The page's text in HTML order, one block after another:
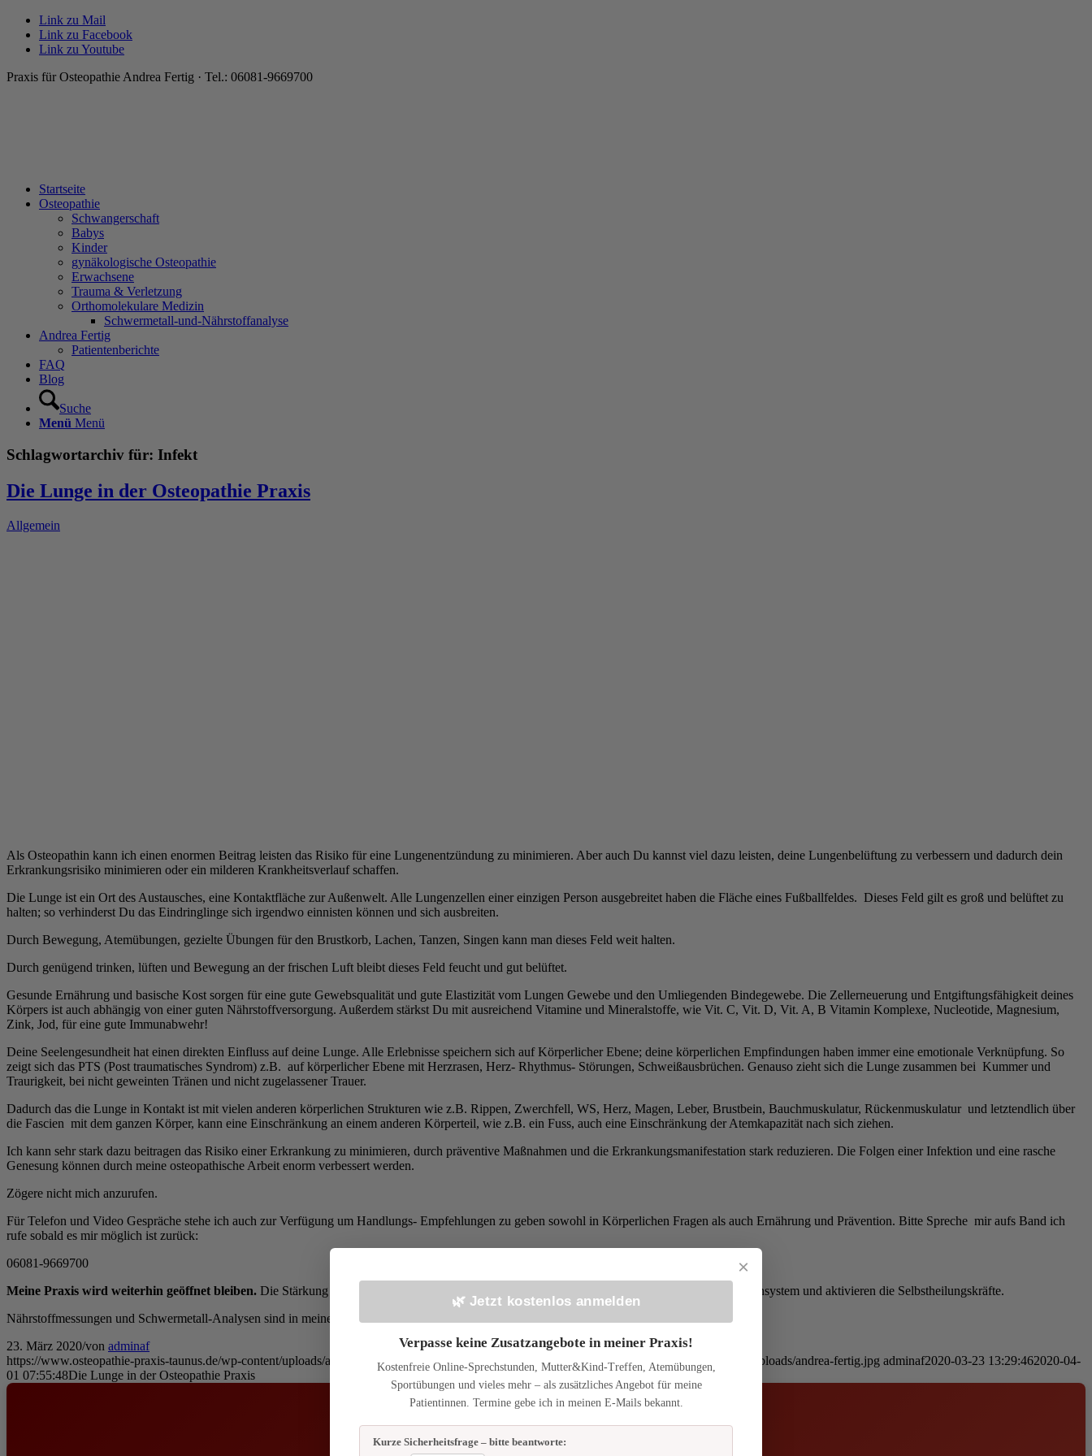
Link zu Mail
Link zu Facebook
Link zu Youtube
Praxis für Osteopathie Andrea Fertig · Tel.: 06081-9669700
Startseite
Osteopathie
Schwangerschaft
Babys
Kinder
gynäkologische Osteopathie
Erwachsene
Trauma & Verletzung
Orthomolekulare Medizin
Schwermetall-und-Nährstoffanalyse
Andrea Fertig
Patientenberichte
FAQ
Blog
Suche
Menü Menü
Schlagwortarchiv für: Infekt
Die Lunge in der Osteopathie Praxis
Allgemein
Als Osteopathin kann ich einen enormen Beitrag leisten das Risiko für eine Lungenentzündung zu minimieren. Aber auch Du kannst viel dazu leisten, deine Lungenbelüftung zu verbessern und dadurch dein
Erkrankungsrisiko minimieren oder ein milderen Krankheitsverlauf schaffen.
Die Lunge ist ein Ort des Austausches, eine Kontaktfläche zur Außenwelt. Alle Lungenzellen einer einzigen Person ausgebreitet haben die Fläche eines Fußballfeldes. Dieses Feld gilt es groß und belüftet zu
halten; so verhinderst Du das Eindringlinge sich irgendwo einnisten können und sich ausbreiten.
Durch Bewegung, Atemübungen, gezielte Übungen für den Brustkorb, Lachen, Tanzen, Singen kann man dieses Feld weit halten.
Durch genügend trinken, lüften und Bewegung an der frischen Luft bleibt dieses Feld feucht und gut belüftet.
Gesunde Ernährung und basische Kost sorgen für eine gute Gewebsqualität und gute Elastizität vom Lungen Gewebe und den Umliegenden Bindegewebe. Die Zellerneuerung und Entgiftungsfähigkeit deines
Körpers ist auch abhängig von einer guten Nährstoffversorgung. Außerdem stärkst Du mit ausreichend Vitamine und Mineralstoffe, wie Vit. C, Vit. D, Vit. A, B Vitamin Komplexe, Nucleotide, Magnesium,
Zink, Jod, für eine gute Immunabwehr!
Deine Seelengesundheit hat einen direkten Einfluss auf deine Lunge. Alle Erlebnisse speichern sich auf Körperlicher Ebene; deine körperlichen Empfindungen haben immer eine emotionale Verknüpfung. So
zeigt sich das PTS (Post traumatisches Syndrom) z.B. auf körperlicher Ebene mit Herzrasen, Herz- Rhythmus- Störungen, Schweißausbrüchen. Genauso zieht sich die Lunge zusammen bei Kummer und
Traurigkeit, bei nicht geweinten Tränen und nicht zugelassener Trauer.
Dadurch das die Lunge in Kontakt ist mit vielen anderen körperlichen Strukturen wie z.B. Rippen, Zwerchfell, WS, Herz, Magen, Leber, Brustbein, Bauchmuskulatur, Rückenmuskulatur und letztendlich über
die Fascien mit dem ganzen Körper, kann eine Einschränkung an einem anderen Körperteil, wie z.B. ein Fuss, auch eine Einschränkung der Atemkapazität nach sich ziehen.
Ich kann sehr stark dazu beitragen das Risiko einer Erkrankung zu minimieren, durch präventive Maßnahmen und die Erkrankungsmanifestation stark reduzieren. Die Folgen einer Infektion und eine rasche
Genesung können durch meine osteopathische Arbeit enorm verbessert werden.
Zögere nicht mich anzurufen.
Für Telefon und Video Gespräche stehe ich auch zur Verfügung um Handlungs- Empfehlungen zu geben sowohl in Körperlichen Fragen als auch Ernährung und Prävention. Bitte Spreche mir aufs Band ich
rufe sobald es mir möglich ist zurück:
06081-9669700
Meine Praxis wird weiterhin geöffnet bleiben. Die Stärkung und Regulierung des Körpers durch osteopatische Behandlungen stärken das Immunsystem und aktivieren die Selbstheilungskräfte.
Nährstoffmessungen und Schwermetall-Analysen sind in meiner Praxis möglich inklusive Orthomolekularer Beratung.
23. März 2020/von adminaf
https://www.osteopathie-praxis-taunus.de/wp-content/uploads/andrea-fertig.jpg
0 adminaf https://www.osteopathie-praxis-taunus.de/wp-content/uploads/andrea-fertig.jpg adminaf2020-03-23 13:29:462020-04-
01 07:55:48Die Lunge in der Osteopathie Praxis
📬 Bleib auf dem Laufenden!
Gesundheitstipps & Neuigkeiten aus der Praxis – kein Spam, jederzeit abmeldbar.
×
🌿 Jetzt kostenlos anmelden
Verpasse keine Zusatzangebote in meiner Praxis!
Kostenfreie Online-Sprechstunden, Mutter&Kind-Treffen, Atemübungen,
Sportübungen und vieles mehr – als zusätzliches Angebot für meine
Patientinnen. Termine gebe ich in meinen E-Mails bekannt.
Kurze Sicherheitsfrage – bitte beantworte: